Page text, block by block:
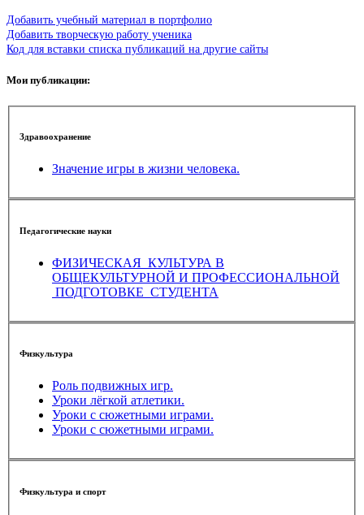
Добавить учебный материал в портфолио
Добавить творческую работу ученика
Код для вставки списка публикаций на другие сайты
Мои публикации:
Здравоохранение
Значение игры в жизни человека.
Педагогические науки
ФИЗИЧЕСКАЯ КУЛЬТУРА В
ОБЩЕКУЛЬТУРНОЙ И ПРОФЕССИОНАЛЬНОЙ
ПОДГОТОВКЕ СТУДЕНТА
Физкультура
Роль подвижных игр.
Уроки лёгкой атлетики.
Уроки с сюжетными играми.
Уроки с сюжетными играми.
Физкультура и спорт